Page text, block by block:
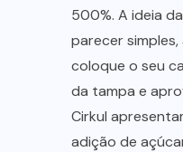
500%. A ideia
parecer
coloque o seu
da tampa e
Cirkul
adição de